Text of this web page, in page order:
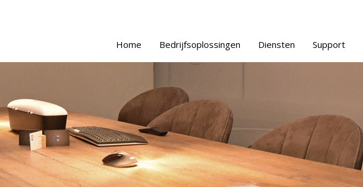
Home Bedrijfsoplossingen Diensten Support